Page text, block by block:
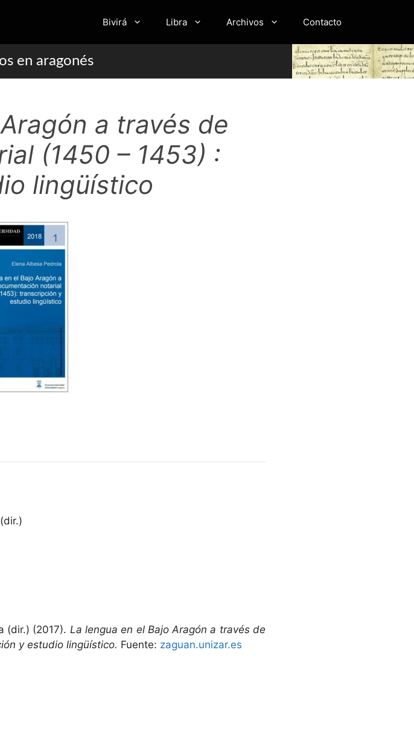
Bivirá Libra Archivos Contacto
en aragonés
a través de
(1450 – 1453) :
lingüístico
(dir.) (2017). La lengua en el Bajo Aragón a través de
y estudio lingüístico. Fuente: zaguan.unizar.es